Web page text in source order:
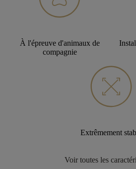
À l'épreuve d'animaux de
compagnie
Extrêmement
Voir toutes les